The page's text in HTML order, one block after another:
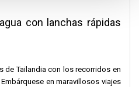
con lanchas rápidas
de Tailandia con los recorridos en
en maravillosos viajes